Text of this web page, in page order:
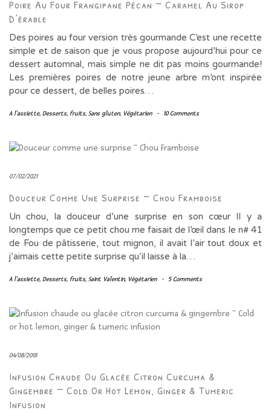
Poire Au Four Frangipane Pécan ~ Caramel Au Sirop
D’érable
Des poires au four version très gourmande C’est une recette
simple et de saison que je vous propose aujourd’hui pour ce
dessert automnal, mais simple ne dit pas moins gourmande!
Les premières poires de notre jeune arbre m’ont inspirée
pour ce dessert, de belles poires…
A l'assiette, Desserts, fruits, Sans gluten, Végétarien - 10 Comments
07/02/2021
Douceur Comme Une Surprise ~ Chou Framboise
Un chou, la douceur d’une surprise en son cœur Il y a
longtemps que ce petit chou me faisait de l’œil dans le n# 41
de Fou de pâtisserie, tout mignon, il avait l’air tout doux et
j’aimais cette petite surprise qu’il laisse à la…
A l'assiette, Desserts, fruits, Saint Valentin, Végétarien - 5 Comments
04/08/2018
Infusion Chaude Ou Glacée Citron Curcuma &
Gingembre ~ Cold Or Hot Lemon, Ginger & Tumeric
Infusion